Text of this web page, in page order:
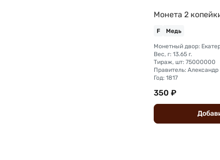
Монета 2
F Медь
Монетный двор:
Вес, г: 13.65 г.
Тираж, шт: 75000000
Правитель: Александр
Год: 1817
350 ₽